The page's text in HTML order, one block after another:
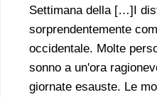
Settimana della […]I
sorprendentemente
occidentale. Molte
sonno a un'ora
giornate esauste. Le